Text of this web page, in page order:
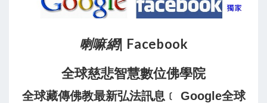
喇嘛網| Facebook
全球慈悲智慧數位佛學院
全球藏傳佛教最新弘法訊息﹝ Google全球